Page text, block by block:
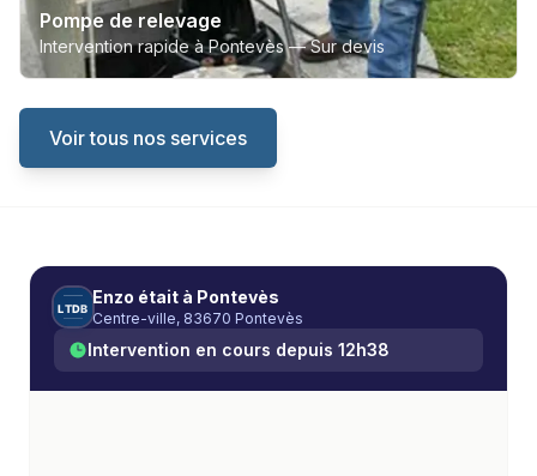
Pompe de relevage
Intervention rapide à Pontevès —Sur devis
Voir tous nos services
LTDB
Enzo était à Pontevès
Centre-ville, 83670 Pontevès
Intervention en cours depuis 12h38